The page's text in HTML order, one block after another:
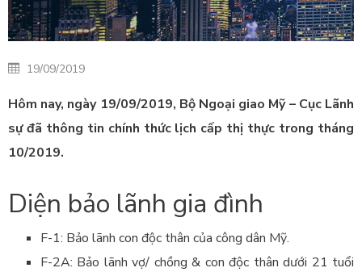
19/09/2019
Hôm nay, ngày 19/09/2019, Bộ Ngoại giao Mỹ – Cục Lãnh
sựđã thông tin chính thức lịch cấp thị thực trong tháng
10/2019.
Diện bảo lãnh gia đình
F-1: Bảo lãnh con độc thân của công dân Mỹ.
F-2A: Bảo lãnh vợ/ chồng & con độc thân dưới 21 tuổi